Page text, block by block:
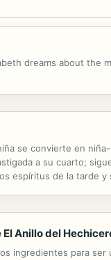
dreams about the
se convierte en
a su cuarto;
espíritus de la tarde
El Anillo del
los ingredientes para